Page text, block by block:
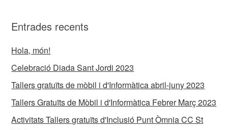
Entrades recents
Hola, món!
Celebració Diada Sant Jordi 2023
Tallers gratuïts de mòbil i d'Informàtica abril-juny 2023
Tallers Gratuïts de Mòbil i d'Informàtica Febrer Març 2023
Activitats Tallers gratuïts d'Inclusió Punt Òmnia CC St